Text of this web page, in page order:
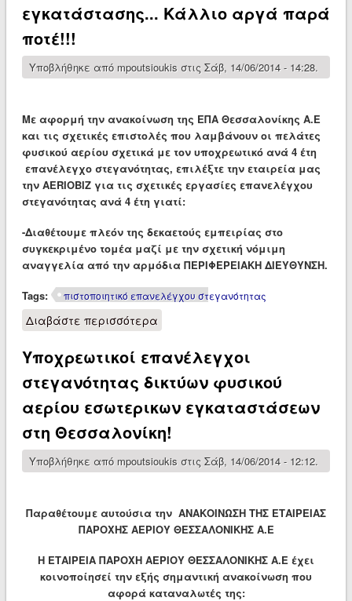
εγκατάστασης... Κάλλιο αργά παρά
ποτέ!!!
Υποβλήθηκε από mpoutsioukisστις Σάβ, 14/06/2014 - 14:28.
Με αφορμή την ανακοίνωση της ΕΠΑ Θεσσαλονίκης Α.Ε
και τις σχετικές επιστολές που λαμβάνουν οι πελάτες
φυσικού αερίου σχετικά με τον υποχρεωτικό ανά 4 έτη
επανέλεγχο στεγανότητας, επιλέξτε την εταιρεία μας
την AERIOBIZ για τις σχετικές εργασίες επανελέγχου
στεγανότητας ανά 4 έτη γιατί:
-Διαθέτουμε πλεόν της δεκαετούς εμπειρίας στο
συγκεκριμένο τομέα μαζί με την σχετική νόμιμη
αναγγελία από την αρμόδια ΠΕΡΙΦΕΡΕΙΑΚΗ ΔΙΕΥΘΥΝΣΗ.
Tags: πιστοποιητικό επανελέγχου στεγανότητας
Διαβάστε περισσότερα
επανελέγχου στεγανότητας
δικτύου εσωτερικής
εγκατάστασης... Κάλλιο αργά
παρά ποτέ!!!
Υποχρεωτικοί επανέλεγχοι
στεγανότητας δικτύων φυσικού
αερίου εσωτερικων εγκαταστάσεων
στη Θεσσαλονίκη!
Υποβλήθηκε από mpoutsioukisστις Σάβ, 14/06/2014 - 12:12.
Παραθέτουμε αυτούσια την ΑΝΑΚΟΙΝΩΣΗ ΤΗΣ ΕΤΑΙΡΕΙΑΣ
ΠΑΡΟΧΗΣ ΑΕΡΙΟΥ ΘΕΣΣΑΛΟΝΙΚΗΣ Α.Ε
Η ΕΤΑΙΡΕΙΑ ΠΑΡΟΧΗ ΑΕΡΙΟΥ ΘΕΣΣΑΛΟΝΙΚΗΣ Α.Ε έχει
κοινοποίησεί την εξής σημαντική ανακοίνωση που
αφορά καταναλωτές της: